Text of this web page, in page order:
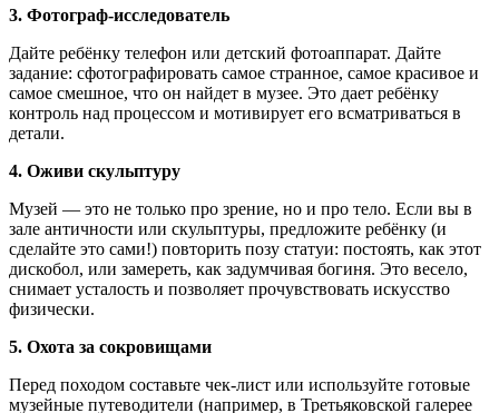
3. Фотограф-исследователь
Дайте ребёнку телефон или детский фотоаппарат. Дайте
задание: сфотографировать самое странное, самое красивое и
самое смешное, что он найдет в музее. Это дает ребёнку
контроль над процессом и мотивирует его всматриваться в
детали.
4. Оживи скульптуру
Музей — это не только про зрение, но и про тело. Если вы в
зале античности или скульптуры, предложите ребёнку (и
сделайте это сами!) повторить позу статуи: постоять, как этот
дискобол, или замереть, как задумчивая богиня. Это весело,
снимает усталость и позволяет прочувствовать искусство
физически.
5. Охота за сокровищами
Перед походом составьте чек-лист или используйте готовые
музейные путеводители (например, в Третьяковской галерее